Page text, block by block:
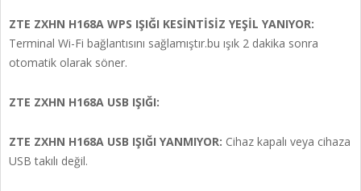
ZTE ZXHN H168A WPS IŞIĞI KESİNTİSİZ YEŞİL YANIYOR:
Terminal Wi-Fi bağlantısını sağlamıştır.bu ışık 2 dakika sonra
otomatik olarak söner.
ZTE ZXHN H168A USB IŞIĞI:
ZTE ZXHN H168A USB IŞIĞI YANMIYOR: Cihaz kapalı veya cihaza
USB takılı değil.